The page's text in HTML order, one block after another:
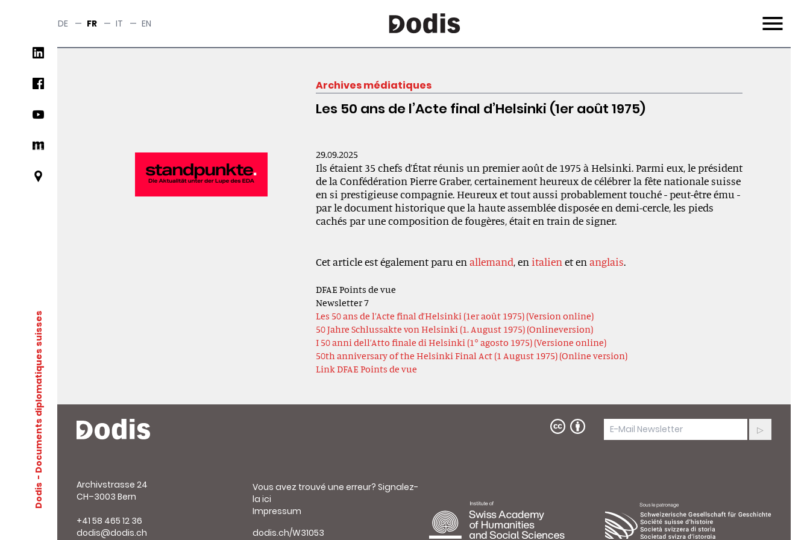
content
DE — FR — IT — EN
Menu
Social
links
Dodis
- Documents diplomatiques suisses
Archives médiatiques
Les 50 ans de l’Acte final d’Helsinki (1er août 1975)
29.09.2025
Ils étaient 35 chefs d’État réunis un premier août de 1975 à Helsinki. Parmi eux, le président
de la Confédération Pierre Graber, certainement heureux de célébrer la fête nationale suisse
en si prestigieuse compagnie. Heureux et tout aussi probablement touché - peut-être ému -
par le document historique que la haute assemblée disposée en demi-cercle, les pieds
cachés par une composition de fougères, était en train de signer.
Cet article est également paru en allemand, en italien et en anglais.
DFAE Points de vue
Newsletter 7
Les 50 ans de l’Acte final d’Helsinki (1er août 1975) (Version online)
50 Jahre Schlussakte von Helsinki (1. August 1975) (Onlineversion)
I 50 anni dell’Atto finale di Helsinki (1° agosto 1975) (Versione online)
50th anniversary of the Helsinki Final Act (1 August 1975) (Online version)
Link DFAE Points de vue
Archivstrasse 24
CH–3003 Bern
+41 58 465 12 36
dodis@dodis.ch
Vous avez trouvé une erreur?Signalez-
la ici
Impressum
dodis.ch/W31053